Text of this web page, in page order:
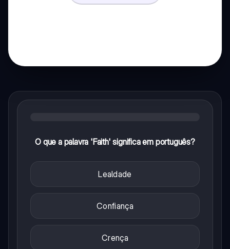
O que a palavra 'Faith' significa em português?
Lealdade
Confiança
Crença